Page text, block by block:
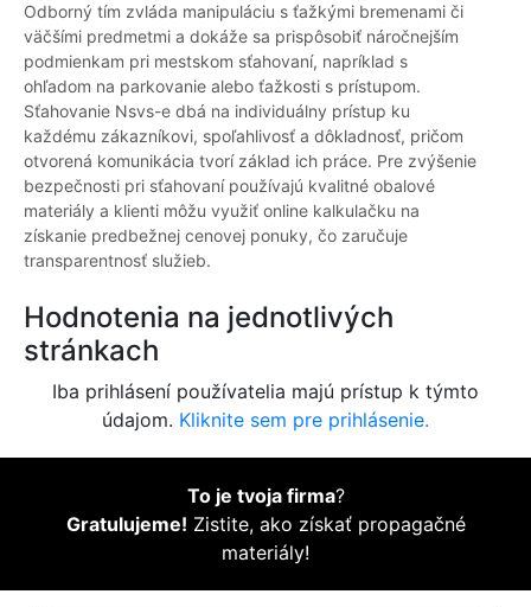
Odborný tím zvláda manipuláciu s ťažkými bremenami či
väčšími predmetmi a dokáže sa prispôsobiť náročnejším
podmienkam pri mestskom sťahovaní, napríklad s
ohľadom na parkovanie alebo ťažkosti s prístupom.
Sťahovanie Nsvs-e dbá na individuálny prístup ku
každému zákazníkovi, spoľahlivosť a dôkladnosť, pričom
otvorená komunikácia tvorí základ ich práce. Pre zvýšenie
bezpečnosti pri sťahovaní používajú kvalitné obalové
materiály a klienti môžu využiť online kalkulačku na
získanie predbežnej cenovej ponuky, čo zaručuje
transparentnosť služieb.
Hodnotenia na jednotlivých
stránkach
Iba prihlásení používatelia majú prístup k týmto
údajom. Kliknite sem pre prihlásenie.
To je tvoja firma?
Gratulujeme! Zistite, ako získať propagačné
materiály!